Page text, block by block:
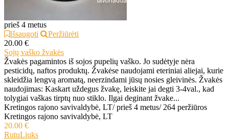
prieš 4 metus
Išsaugoti
Peržiūrėti
20.00 €
Sojų vaško žvakės
Žvakės pagamintos iš sojos pupelių vaško. Jo sudėtyje nėra
pesticidų, naftos produktų. Žvakėse naudojami eteriniai aliejai, kurie
skleidžia lengvą aromatą, neerzindami jūsų nosies gleivinės. Žvakės
naudojimas: Kaskart uždegus žvakę, leiskite jai degti 3-4val., kad
tolygiai vaškas tirptų nuo stiklo. Ilgai deginant žvake...
Kretingos rajono savivaldybė, LT/ prieš 4 metus/ 264 peržiūros
Kretingos rajono savivaldybė, LT
20.00 €
RutuLiuks